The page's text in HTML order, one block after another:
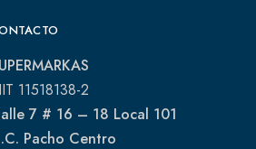
11518138-2
7 # 16 – 18 Local 101
Pacho Centro